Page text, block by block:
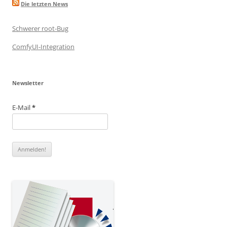
Die letzten News
Schwerer root-Bug
ComfyUI-Integration
Newsletter
E-Mail*